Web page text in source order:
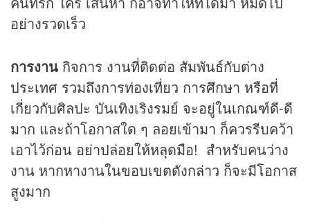
อย่างรวดเร็ว
การงาน กิจการ งานที่ติดต่อ สัมพันธ์กับต่าง
ประเทศ รวมถึงการท่องเที่ยว การศึกษา หรือที่
เกี่ยวกับศิลปะ บันเทิงเริงรมย์ จะอยู่ในเกณฑ์ดี-ดี
มาก และถ้าโอกาสใด ๆ ลอยเข้ามา ก็ควรรีบคว้า
เอาไว้ก่อน อย่าปล่อยให้หลุดมือ! สำหรับคนว่าง
งาน หากหางานในขอบเขตดังกล่าว ก็จะมีโอกาส
สูงมาก